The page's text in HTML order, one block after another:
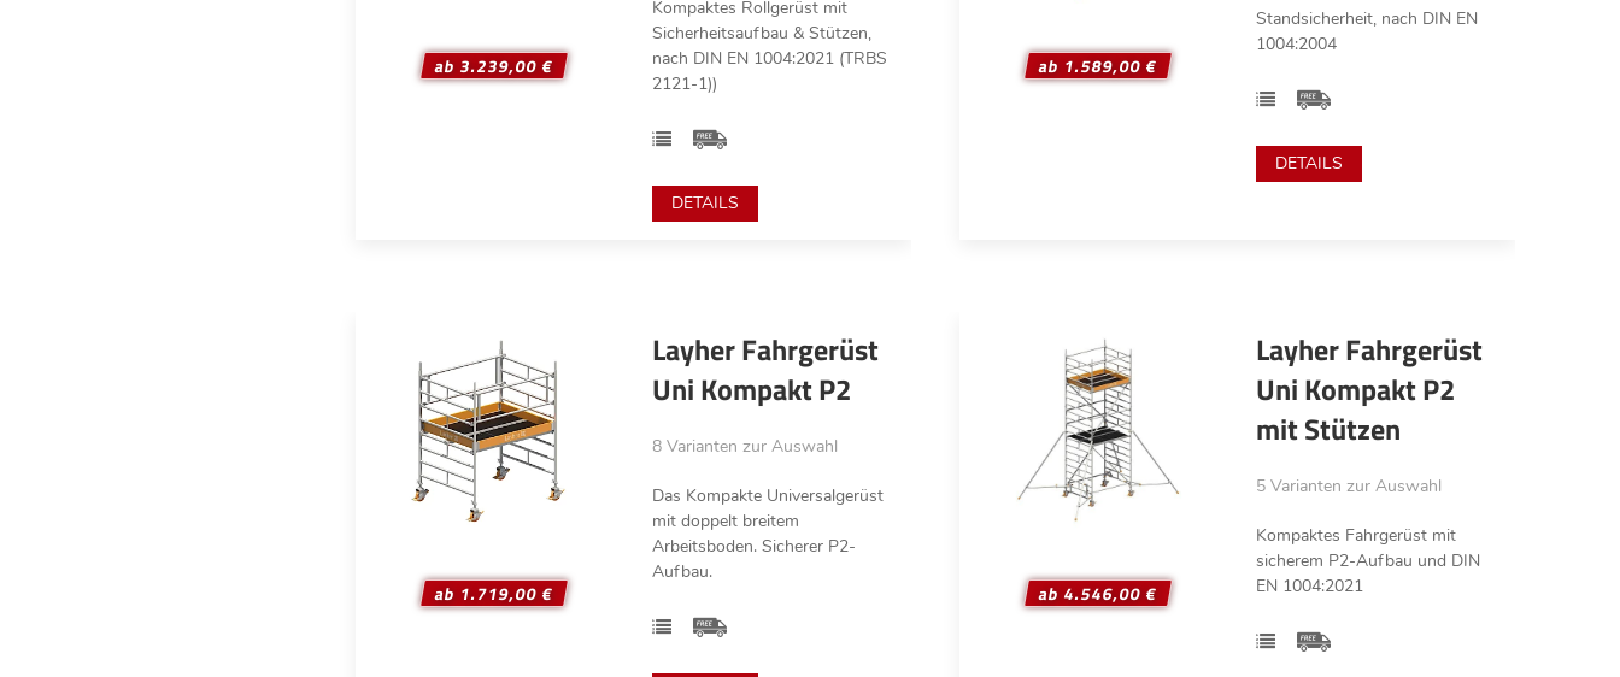
ab 3.239,00 €
Kompaktes Rollgerüst mit
Sicherheitsaufbau & Stützen,
nach DIN EN 1004:2021 (TRBS
2121-1))
DETAILS
ab 1.589,00 €
Standsicherheit, nach DIN EN
1004:2004
DETAILS
ab 1.719,00 €
Layher Fahrgerüst
Uni Kompakt P2
8 Varianten zur Auswahl
Das Kompakte Universalgerüst
mit doppelt breitem
Arbeitsboden. Sicherer P2-
Aufbau.
ab 4.546,00 €
Layher Fahrgerüst
Uni Kompakt P2
mit Stützen
5 Varianten zur Auswahl
Kompaktes Fahrgerüst mit
sicherem P2-Aufbau und DIN
EN 1004:2021